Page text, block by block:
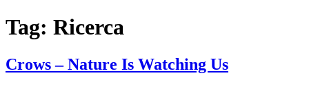
Tag: Ricerca
Crows – Nature Is Watching Us